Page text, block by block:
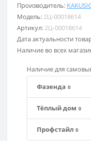
Производитель:
Модель: 2Ц-00018614
Артикул: 2Ц-00018614
Дата актуальности
Наличие во всех
Наличие для
Фазенда 0
Тёплый дом 0
Профстайл 0